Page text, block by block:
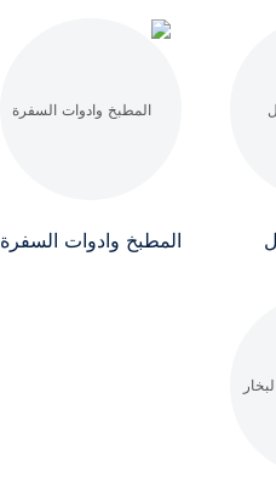
المطبخ وادوات السفرة